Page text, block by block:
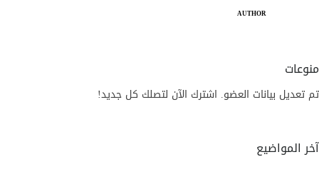
AUTHOR
منوعات
تم تعديل بيانات العضو. اشترك الآن لتصلك كل جديد!
آخر المواضيع